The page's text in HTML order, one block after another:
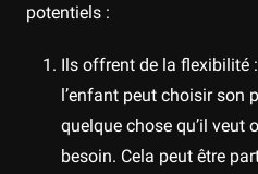
potentiels :
Ils offrent de la flexibilité
l’enfant peut choisir son
quelque chose qu’il veut
besoin. Cela peut être